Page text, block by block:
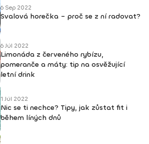
6 Sep 2022
Svalová horečka – proč se z ní radovat?
6 Júl 2022
Limonáda z červeného rybízu,
pomeranče a máty: tip na osvěžující
letní drink
1 Júl 2022
Nic se ti nechce? Tipy, jak zůstat fit i
během líných dnů